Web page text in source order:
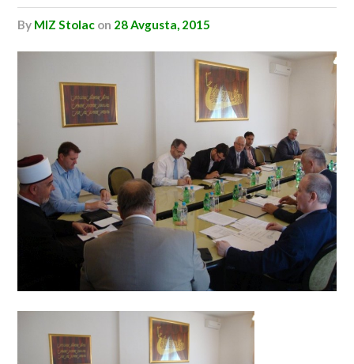
by MIZ Stolac on 28 Avgusta, 2015